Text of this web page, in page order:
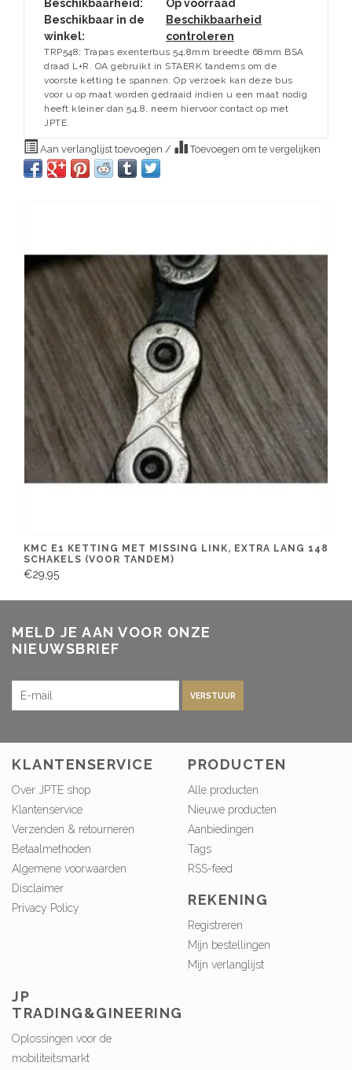
Beschikbaarheid:
Op voorraad
Beschikbaar in de
winkel:
Beschikbaarheid
controleren
TRP548; Trapas exenterbus 54,8mm breedte 68mm BSA
draad L+R. OA gebruikt in STAERK tandems om de
voorste ketting te spannen. Op verzoek kan deze bus
voor u op maat worden gedraaid indien u een maat nodig
heeft kleiner dan 54,8, neem hiervoor contact op met
JPTE.
Aan verlanglijst toevoegen / Toevoegen om te vergelijken
KMC E1 KETTING MET MISSING LINK, EXTRA LANG 148
SCHAKELS (VOOR TANDEM)
€29,95
MELD JE AAN VOOR ONZE
NIEUWSBRIEF
VERSTUUR
KLANTENSERVICE
Over JPTE shop
Klantenservice
Verzenden & retourneren
Betaalmethoden
Algemene voorwaarden
Disclaimer
Privacy Policy
PRODUCTEN
Alle producten
Nieuwe producten
Aanbiedingen
Tags
RSS-feed
REKENING
Registreren
Mijn bestellingen
Mijn verlanglijst
JP
TRADING&GINEERING
Oplossingen voor de
mobiliteitsmarkt